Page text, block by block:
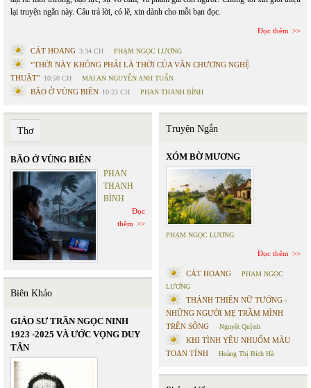
lại truyện ngắn này. Câu trả lời, có lẽ, xin dành cho mỗi bạn đọc.
Đọc thêm
CÁT HOANG 3:34 CH PHẠM NGỌC LƯƠNG
“THỜI NÀY KHÔNG PHẢI LÀ THỜI CỦA VĂN CHƯƠNG NGHỆ
THUẬT” 10:50 CH MAI AN NGUYỄN ANH TUẤN
BÃO Ở VÙNG BIÊN 10:23 CH PHAN THANH BÌNH
Thơ
BÃO Ở VÙNG BIÊN
PHAN
THANH
BÌNH
Đọc
thêm
Biên Khảo
GIÁO SƯ TRẦN NGỌC NINH
1923 -2025 VÀ ƯỚC VỌNG DUY
TÂN
Truyện Ngắn
XÓM BỜ MƯƠNG
PHẠM NGỌC LƯƠNG
Đọc thêm
CÁT HOANG
PHẠM NGỌC
LƯƠNG
THÁNH THIÊN NỮ TƯỚNG -
NHỮNG NGƯỜI MẸ TRẦM MÌNH
TRÊN SÔNG
Nguyệt Quỳnh
KHI TÌNH YÊU NHUỐM MÀU
TOAN TÍNH
Hoàng Thị Bích Hà